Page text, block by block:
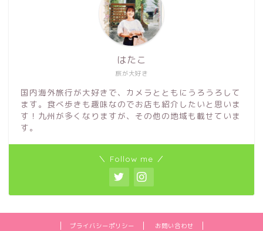
旅が大好き
はたこ
国内海外旅行が大好きで、カメラとともにうろうろして
ます。食べ歩きも趣味なのでお店も紹介したいと思いま
す！九州が多くなりますが、その他の地域も載せていま
す。
＼ Follow me ／
プライバシーポリシー お問い合わせ